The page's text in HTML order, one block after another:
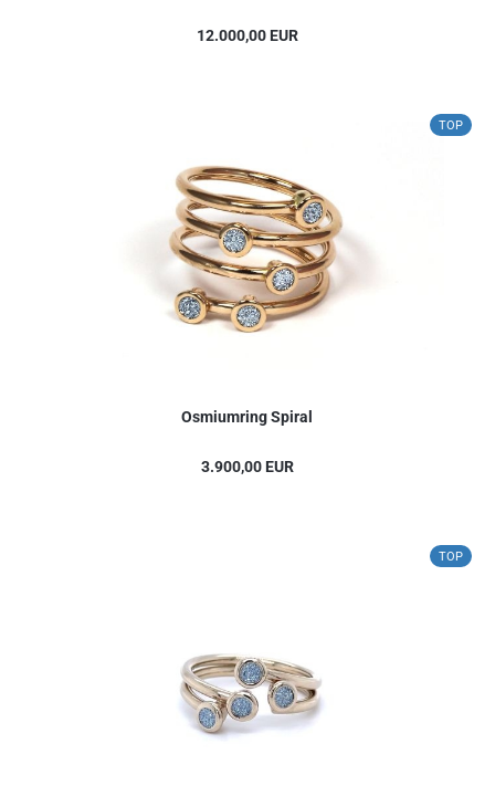
12.000,00 EUR
TOP
Osmiumring Spiral
3.900,00 EUR
TOP